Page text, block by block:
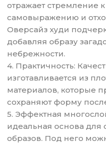
отражает стремление
самовыражению и
Оверсайз худи
добавляя образу
небрежности.
4. Практичность:
изготавливается из
материалов, которые
сохраняют форму
5. Эффектная
идеальная основа
образов. Под него